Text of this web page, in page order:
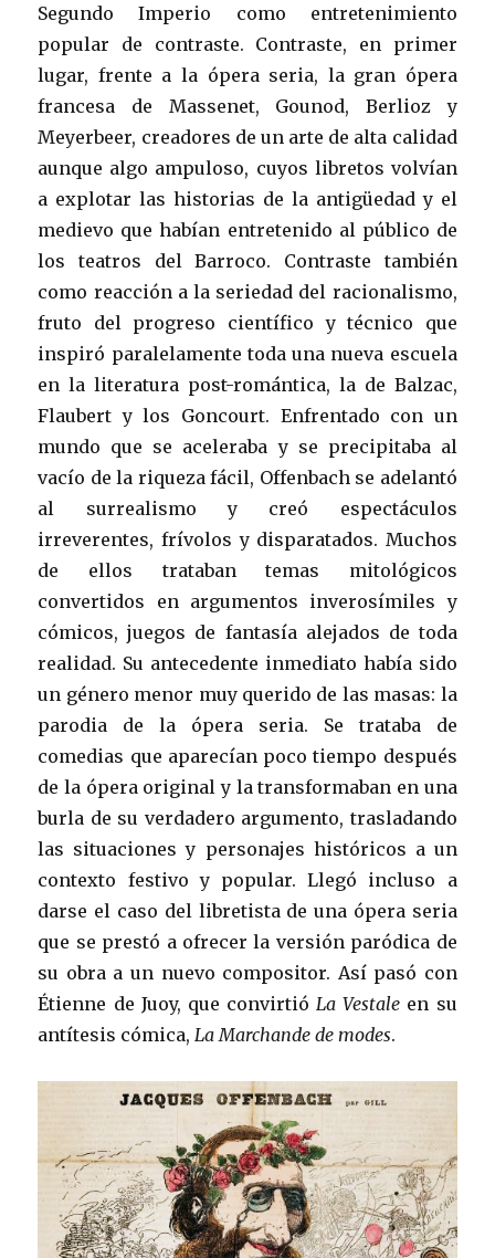
Segundo Imperio como entretenimiento
popular de contraste. Contraste, en primer
lugar, frente a la ópera seria, la gran ópera
francesa de Massenet, Gounod, Berlioz y
Meyerbeer, creadores de un arte de alta calidad
aunque algo ampuloso, cuyos libretos volvían
a explotar las historias de la antigüedad y el
medievo que habían entretenido al público de
los teatros del Barroco. Contraste también
como reacción a la seriedad del racionalismo,
fruto del progreso científico y técnico que
inspiró paralelamente toda una nueva escuela
en la literatura post-romántica, la de Balzac,
Flaubert y los Goncourt. Enfrentado con un
mundo que se aceleraba y se precipitaba al
vacío de la riqueza fácil, Offenbach se adelantó
al surrealismo y creó espectáculos
irreverentes, frívolos y disparatados. Muchos
de ellos trataban temas mitológicos
convertidos en argumentos inverosímiles y
cómicos, juegos de fantasía alejados de toda
realidad. Su antecedente inmediato había sido
un género menor muy querido de las masas: la
parodia de la ópera seria. Se trataba de
comedias que aparecían poco tiempo después
de la ópera original y la transformaban en una
burla de su verdadero argumento, trasladando
las situaciones y personajes históricos a un
contexto festivo y popular. Llegó incluso a
darse el caso del libretista de una ópera seria
que se prestó a ofrecer la versión paródica de
su obra a un nuevo compositor. Así pasó con
Étienne de Juoy, que convirtió La Vestale en su
antítesis cómica, La Marchande de modes.